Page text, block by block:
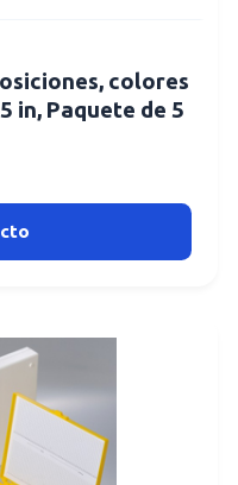
colores
in, Paquete de 5